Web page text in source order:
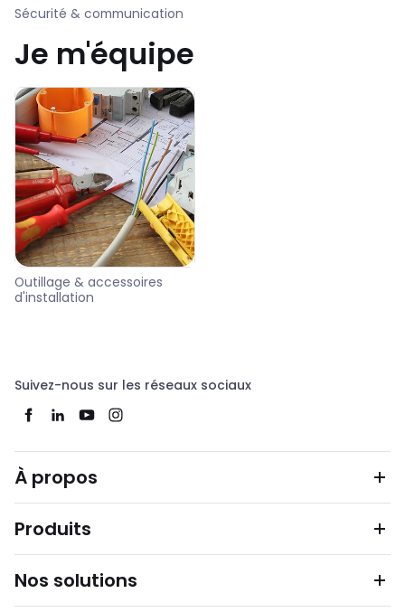
Sécurité & communication
Je m'équipe
Outillage & accessoires
d'installation
Suivez-nous sur les réseaux sociaux
À propos
Produits
Nos solutions